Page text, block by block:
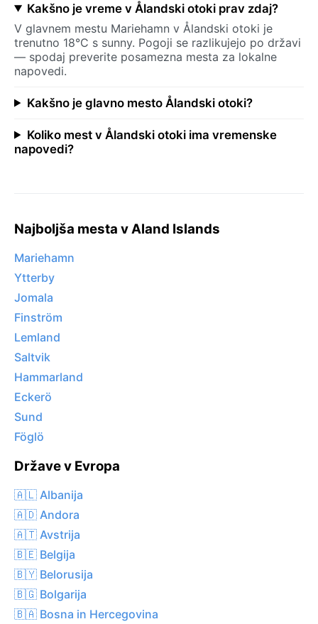
Kakšno je vreme v Ålandski otoki prav zdaj?
V glavnem mestu Mariehamn v Ålandski otoki je
trenutno 18°C s sunny. Pogoji se razlikujejo po državi
— spodaj preverite posamezna mesta za lokalne
napovedi.
Kakšno je glavno mesto Ålandski otoki?
Koliko mest v Ålandski otoki ima vremenske
napovedi?
Najboljša mesta v Aland Islands
Mariehamn
Ytterby
Jomala
Finström
Lemland
Saltvik
Hammarland
Eckerö
Sund
Föglö
Države v Evropa
🇦🇱 Albanija
🇦🇩 Andora
🇦🇹 Avstrija
🇧🇪 Belgija
🇧🇾 Belorusija
🇧🇬 Bolgarija
🇧🇦 Bosna in Hercegovina